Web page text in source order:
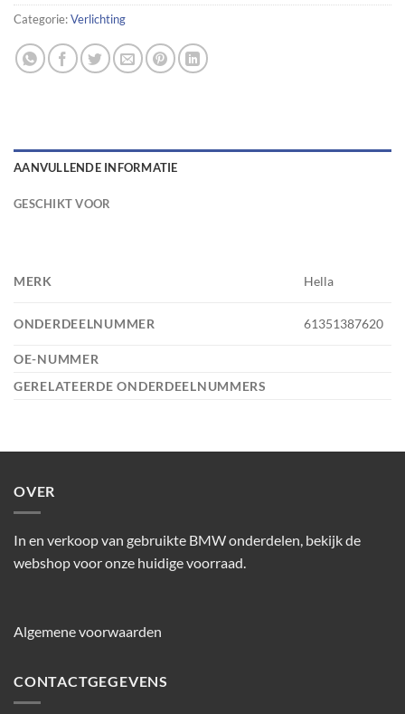
Categorie:Verlichting
AANVULLENDE INFORMATIE
GESCHIKT VOOR
MERK Hella
ONDERDEELNUMMER 61351387620
OE-NUMMER
GERELATEERDE ONDERDEELNUMMERS
OVER
In en verkoop van gebruikte BMW onderdelen, bekijk de
webshop voor onze huidige voorraad.
Algemene voorwaarden
CONTACTGEGEVENS